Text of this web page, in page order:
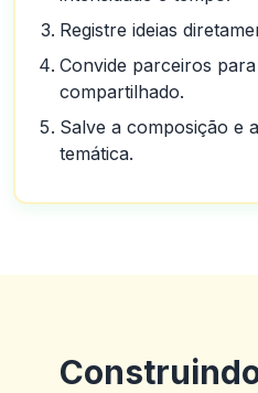
Registre ideias
Convide parceiros
compartilhado.
Salve a composição e
temática.